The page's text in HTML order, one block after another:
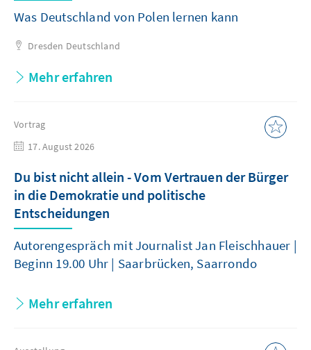
Was Deutschland von Polen lernen kann
Dresden Deutschland
Mehr erfahren
Vortrag
17. August 2026
Du bist nicht allein - Vom Vertrauen der Bürger
in die Demokratie und politische
Entscheidungen
Autorengespräch mit Journalist Jan Fleischhauer |
Beginn 19.00 Uhr | Saarbrücken, Saarrondo
Mehr erfahren